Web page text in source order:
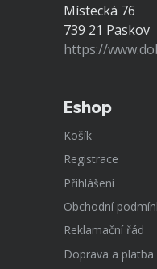
Místecká 76
739 21 Paskov
https://
Eshop
Košík
Registrace
Přihlášení
Obchodní
Reklamační řád
Doprava a platba